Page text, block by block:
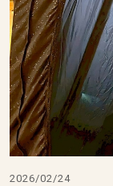
2026/02/24